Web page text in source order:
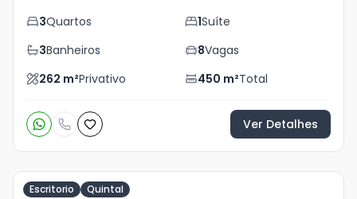
3Quartos 1Suíte
3Banheiros 8Vagas
262 m²Privativo 450 m²Total
Ver Detalhes
Escritorio Quintal